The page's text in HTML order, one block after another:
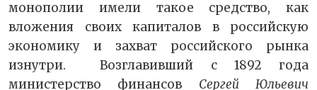
монополии имели такое средство, как
вложения своих капиталов в российскую
экономику и захват российского рынка
изнутри. Возглавивший с 1892 года
министерство финансов Сергей Юльевич